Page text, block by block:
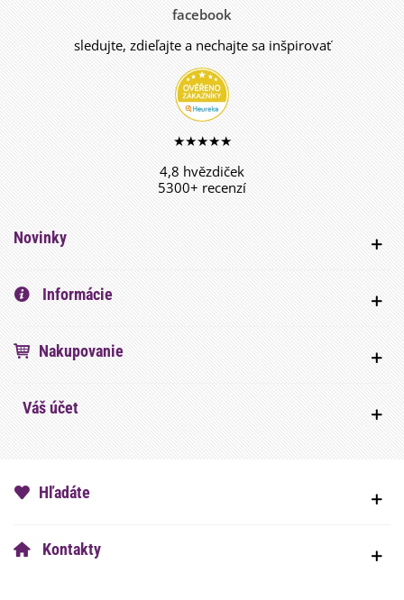
facebook
sledujte, zdieľajte a nechajte sa inšpirovať
★★★★★
4,8 hvězdiček
5300+ recenzí
Novinky
Informácie
Nakupovanie
Váš účet
Hľadáte
Kontakty